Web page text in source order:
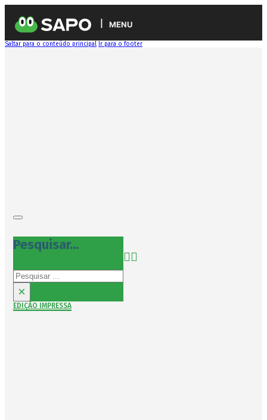
MENU
Saltar para o conteúdo principal Ir para o footer
Pesquisar...
Pesquisar
×
EDIÇÃO IMPRESSA